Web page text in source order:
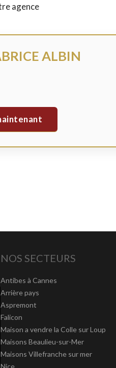
agence
ALBIN
NOS SECTEURS
Antibes à Cannes
Arrière pays
Aspremont
Falicon
Maison a vendre la Colle sur Loup
Maisons Beaulieu-sur-Mer
Maisons Villefranche sur mer